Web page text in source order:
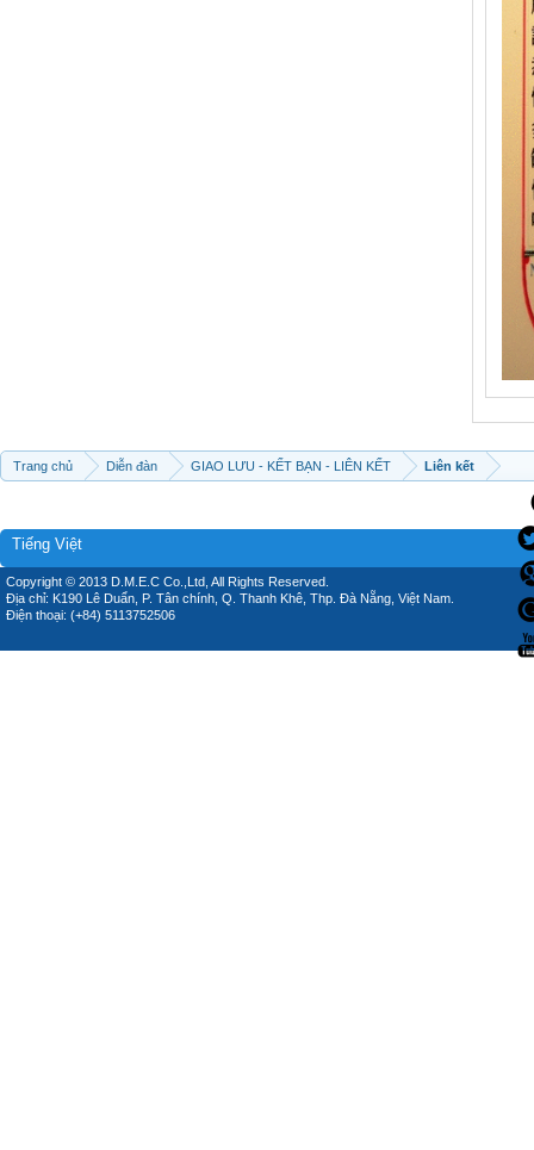
Trang chủ Diễn đàn GIAO LƯU - KẾT BẠN - LIÊN KẾT Liên kết
Tiếng Việt
Copyright © 2013 D.M.E.C Co.,Ltd, All Rights Reserved.
Địa chỉ: K190 Lê Duẩn, P. Tân chính, Q. Thanh Khê, Thp. Đà Nẵng, Việt Nam.
Điện thoại: (+84) 5113752506